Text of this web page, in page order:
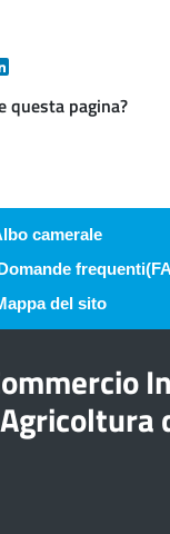
questa pagina?
pagina
camerale
del sito